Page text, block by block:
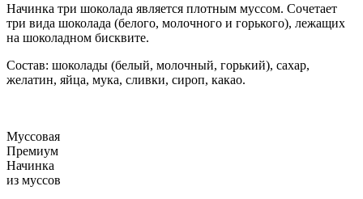
Начинка три шоколада является плотным муссом. Сочетает
три вида шоколада (белого, молочного и горького), лежащих
на шоколадном бисквите.
Состав: шоколады (белый, молочный, горький), сахар,
желатин, яйца, мука, сливки, сироп, какао.
Муссовая
Премиум
Начинка
из муссов